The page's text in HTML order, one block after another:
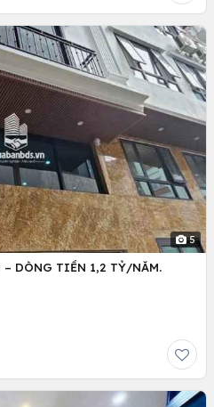
5
DÒNG TIỀN 1,2 TỶ/NĂM.